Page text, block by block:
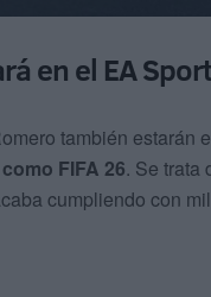
en el EA
también estarán
FIFA 26. Se trata
cumpliendo con